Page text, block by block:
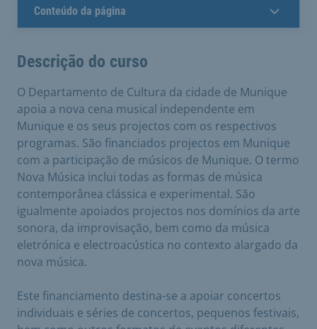
Conteúdo da página
Descrição do curso
O Departamento de Cultura da cidade de Munique
apoia a nova cena musical independente em
Munique e os seus projectos com os respectivos
programas. São financiados projectos em Munique
com a participação de músicos de Munique. O termo
Nova Música inclui todas as formas de música
contemporânea clássica e experimental. São
igualmente apoiados projectos nos domínios da arte
sonora, da improvisação, bem como da música
eletrónica e electroacústica no contexto alargado da
nova música.
Este financiamento destina-se a apoiar concertos
individuais e séries de concertos, pequenos festivais,